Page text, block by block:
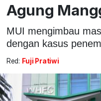
Agung
MUI mengimbau
dengan kasus
Red: Fuji Pratiwi